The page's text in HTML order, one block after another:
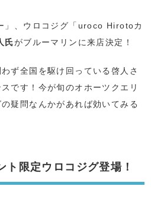
」、ウロコジグ「uroco Hirotoカ
氏がブルーマリンに来店決定！
ず全国を駆け回っている啓人さ
です！今が旬のオホーツクエリ
疑問なんかがあれば効いてみる
ト限定ウロコジグ登場！